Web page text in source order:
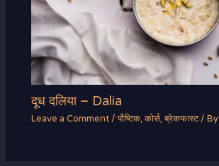
दूध दलिया – Dalia
Leave a Comment /पौष्टिक,कोर्स,ब्रेकफास्ट/ By